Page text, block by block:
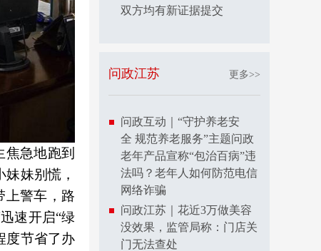
急地跑到
妹别慌，
上警车，路
速开启“绿
度节省了办
双方均有新证据提交
问政江苏 更多>>
问政互动｜“守护养老安
全 规范养老服务”主题问政
老年产品宣称“包治百病”违
法吗？老年人如何防范电信
网络诈骗
问政江苏｜花近3万做美容
没效果，监管局称：门店关
门无法查处